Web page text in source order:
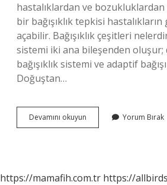
hastalıklardan ve
bir bağışıklık tepkisi
açabilir. Bağışıklık çeşitleri
sistemi iki ana bileşenden
bağışıklık sistemi ve adaptif
Doğuştan…
Devamını okuyun
Bağışıklık
Yorum Bırak
https://mamafih.com.tr https://